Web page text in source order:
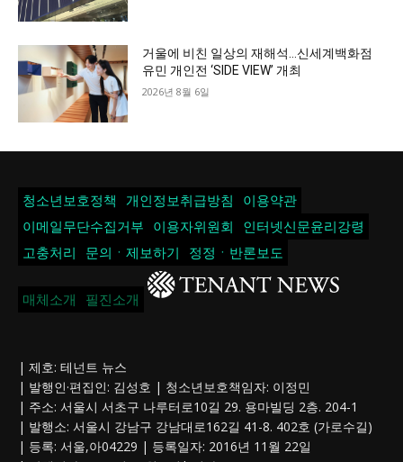
거울에 비친 일상의 재해석…신세계백화점
유민 개인전 ‘SIDE VIEW’ 개최
2026년 8월 6일
청소년보호정책 개인정보취급방침
이용약관
이메일무단수집거부
이용자위원회
인터넷신문윤리강령
고충처리
문의ㆍ제보하기 정정ㆍ반론보도
매체소개 필진소개
| 제호: 테넌트 뉴스
| 발행인·편집인: 김성호 | 청소년보호책임자: 이정민
| 주소: 서울시 서초구 나루터로10길 29. 용마빌딩 2층. 204-1
| 발행소: 서울시 강남구 강남대로162길 41-8. 402호 (가로수길)
| 등록: 서울,아04229 | 등록일자: 2016년 11월 22일